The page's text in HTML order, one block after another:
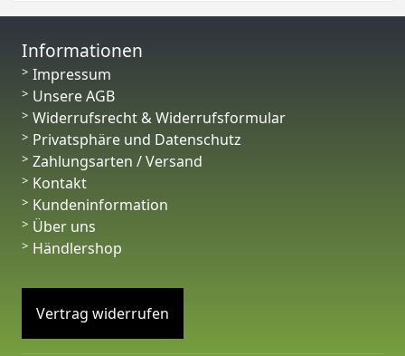
Informationen
Impressum
Unsere AGB
Widerrufsrecht & Widerrufsformular
Privatsphäre und Datenschutz
Zahlungsarten / Versand
Kontakt
Kundeninformation
Über uns
Händlershop
Vertrag widerrufen